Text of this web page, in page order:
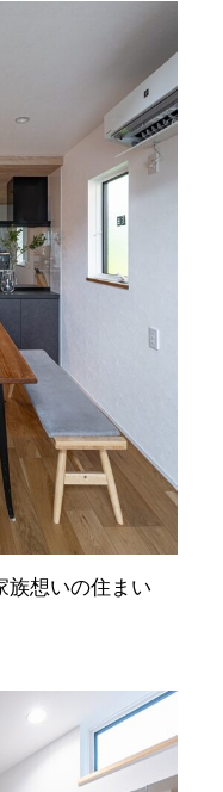
族想いの住まい